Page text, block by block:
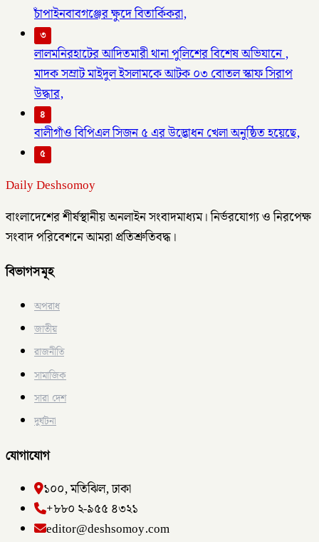
চাঁপাইনবাবগঞ্জের ক্ষুদে বিতার্কিকরা,
৩
লালমনিরহাটের আদিতমারী থানা পুলিশের বিশেষ অভিযানে ,
মাদক সম্রাট মাইদুল ইসলামকে আটক ০৩ বোতল স্কাফ সিরাপ
উদ্ধার,
৪
বালীগাঁও বিপিএল সিজন ৫ এর উদ্ভোধন খেলা অনুষ্ঠিত হয়েছে,
৫
Daily Deshsomoy
বাংলাদেশের শীর্ষস্থানীয় অনলাইন সংবাদমাধ্যম। নির্ভরযোগ্য ও নিরপেক্ষ
সংবাদ পরিবেশনে আমরা প্রতিশ্রুতিবদ্ধ।
বিভাগসমূহ
অপরাধ
জাতীয়
রাজনীতি
সামাজিক
সারা দেশ
দুর্ঘটনা
যোগাযোগ
১০০, মতিঝিল, ঢাকা
+৮৮০ ২-৯৫৫ ৪৩২১
editor@deshsomoy.com